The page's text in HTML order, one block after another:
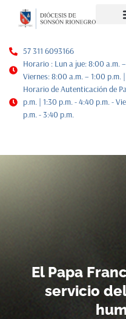
57 311 6093166
Horario : Lun a jue: 8:00 a.m.
Viernes: 8:00 a.m. – 1:00 p.m.
Horario de Autenticación de
p.m. | 1:30 p.m. - 4:40 p.m. -
p.m. - 3:40 p.m.
El Papa
servicio